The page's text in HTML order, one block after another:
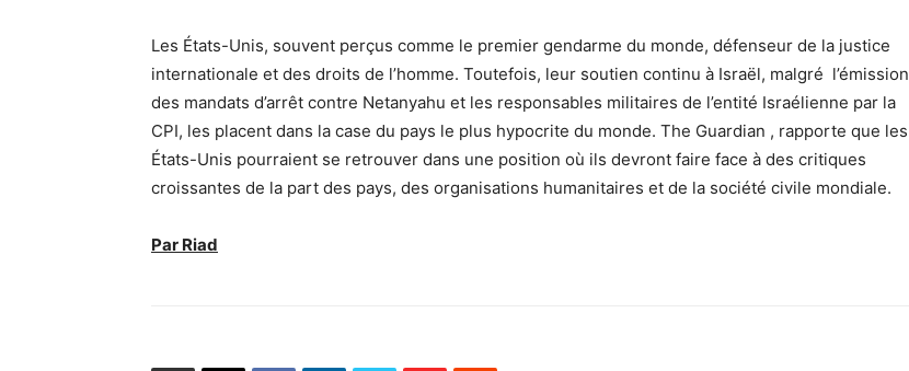
Les États-Unis, souvent perçus comme le premier gendarme du monde, défenseur de la justice
internationale et des droits de l’homme. Toutefois, leur soutien continu à Israël, malgré l’émission
des mandats d’arrêt contre Netanyahu et les responsables militaires de l’entité Israélienne par la
CPI, les placent dans la case du pays le plus hypocrite du monde. The Guardian , rapporte que les
États-Unis pourraient se retrouver dans une position où ils devront faire face à des critiques
croissantes de la part des pays, des organisations humanitaires et de la société civile mondiale.
Par Riad